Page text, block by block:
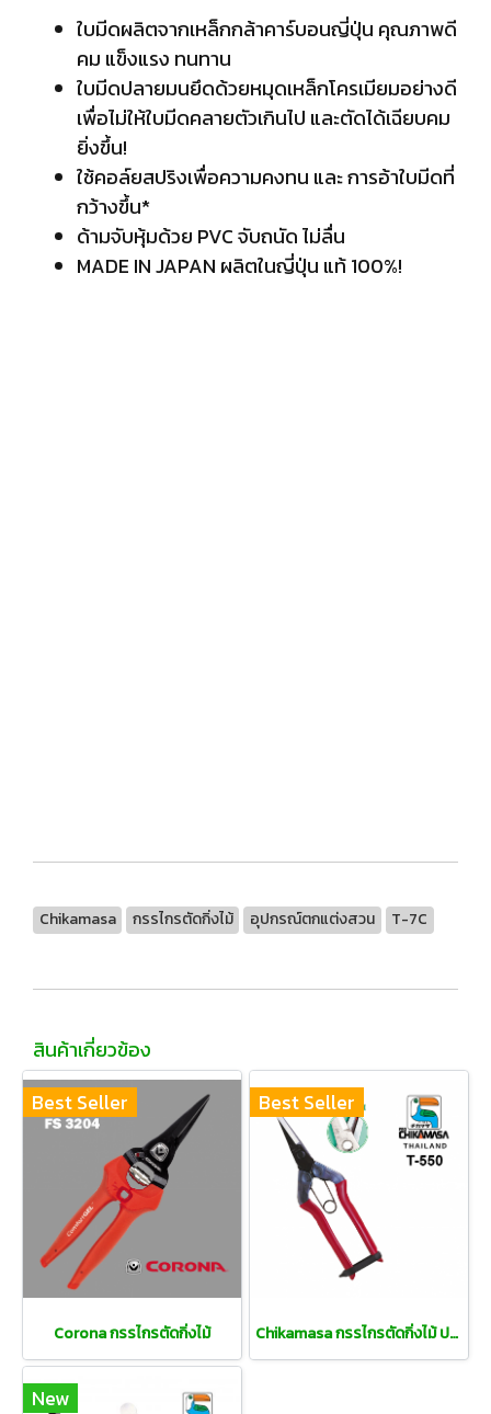
ใบมีดผลิตจากเหล็กกล้าคาร์บอนญี่ปุ่น คุณภาพดี
คม แข็งแรง ทนทาน
ใบมีดปลายมนยึดด้วยหมุดเหล็กโครเมียมอย่างดี
เพื่อไม่ให้ใบมีดคลายตัวเกินไป และตัดได้เฉียบคม
ยิ่งขึ้น!
ใช้คอล์ยสปริงเพื่อความคงทน และ การอ้าใบมีดที่
กว้างขึ้น*
ด้ามจับหุ้มด้วย PVC จับถนัด ไม่ลื่น
MADE IN JAPAN ผลิตในญี่ปุ่น แท้ 100%!
Chikamasa กรรไกรตัดกิ่งไม้ อุปกรณ์ตกแต่งสวน T-7C
สินค้าเกี่ยวข้อง
Best Seller
Corona กรรไกรตัดกิ่งไม้
Best Seller
Chikamasa กรรไกรตัดกิ่งไม้ ปากแหลม ดีไซน์พิเศษ* มีร่องระบายยางไม้
New